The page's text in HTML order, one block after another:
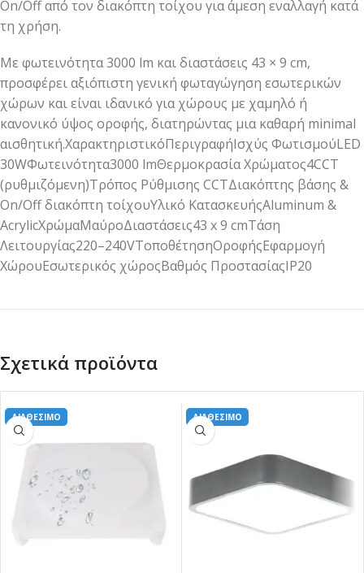
On/Off από τον διακόπτη τοίχου για άμεση εναλλαγή κατά
τη χρήση.
Με φωτεινότητα 3000 lm και διαστάσεις 43 × 9 cm,
προσφέρει αξιόπιστη γενική φωταγώγηση εσωτερικών
χώρων και είναι ιδανικό για χώρους με χαμηλό ή
κανονικό ύψος οροφής, διατηρώντας μια καθαρή minimal
αισθητική.ΧαρακτηριστικόΠεριγραφήΙσχύς ΦωτισμούLED
30WΦωτεινότητα3000 lmΘερμοκρασία Χρώματος4CCT
(ρυθμιζόμενη)Τρόπος Ρύθμισης CCTΔιακόπτης βάσης &
On/Off διακόπτη τοίχουΥλικό ΚατασκευήςAluminum &
AcrylicΧρώμαΜαύροΔιαστάσεις43 x 9 cmΤάση
Λειτουργίας220–240VΤοποθέτησηΟροφήςΕφαρμογή
ΧώρουΕσωτερικός χώροςΒαθμός ΠροστασίαςIP20
Σχετικά προϊόντα
ΔΙΑΘΕΣΙΜΟ ΔΙΑΘΕΣΙΜΟ